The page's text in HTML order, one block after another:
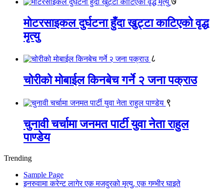
मोटरसाइकल दुर्घटना हुँदा खुट्टा काटिएको वृद्ध
मृत्यु
८
चोरीको मोबाईल किनबेच गर्ने २ जना पक्राउ
९
चुनावी चर्चामा जनमत पार्टी युवा नेता राहुल
पाण्डेय
Trending
Sample Page
इनरुवामा करेन्ट लागेर एक मजदुरको मृत्यु, एक गम्भीर घाइते